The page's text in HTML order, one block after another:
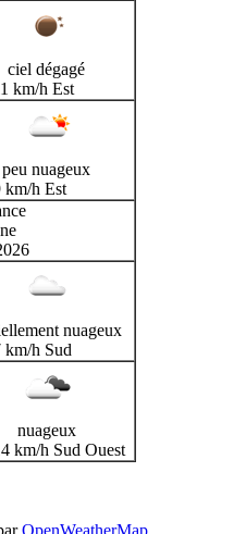
ciel dégagé
km/h Est
peu nuageux
km/h Est
nuageux
km/h Sud
nuageux
km/h Sud Ouest
OpenWeatherMap